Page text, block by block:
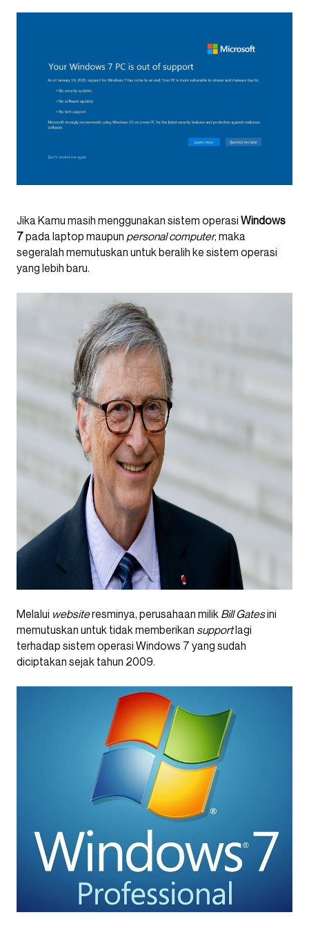
Jika Kamu masih menggunakan sistem operasi Windows
7pada laptop maupun personal computer, maka
segeralah memutuskan untuk beralih ke sistem operasi
yang lebih baru.
Melalui websiteresminya, perusahaan milik Bill Gatesini
memutuskan untuk tidak memberikan supportlagi
terhadap sistem operasi Windows 7 yang sudah
diciptakan sejak tahun 2009.